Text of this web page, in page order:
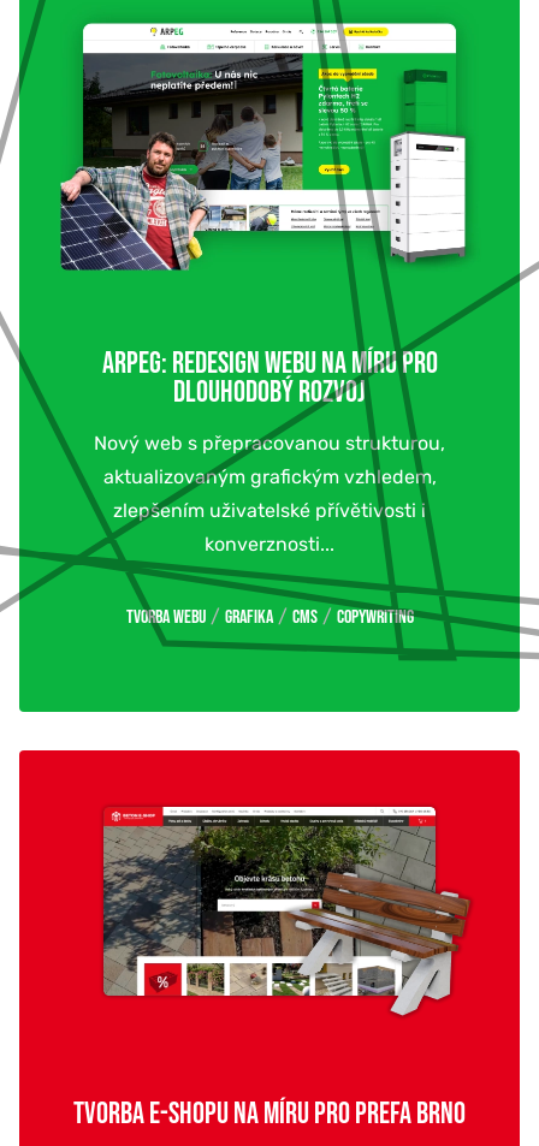
ARPEG: REDESIGN WEBU NA MÍRU PRO
DLOUHODOBÝ ROZVOJ
Nový web s přepracovanou strukturou,
aktualizovaným grafickým vzhledem,
zlepšením uživatelské přívětivosti i
konverznosti...
Tvorba webu / Grafika / CMS / Copywriting
TVORBA E-SHOPU NA MÍRU PRO PREFA BRNO